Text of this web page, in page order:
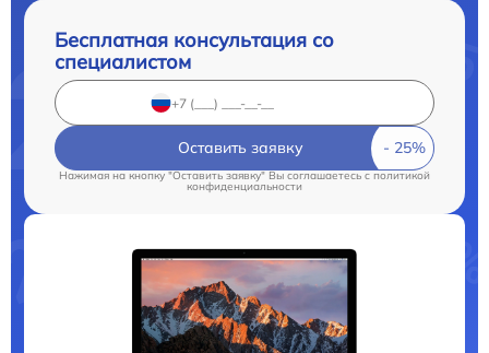
Бесплатная консультация со
специалистом
Оставить заявку
Нажимая на кнопку "Оставить заявку" Вы соглашаетесь cполитикой
конфиденциальности